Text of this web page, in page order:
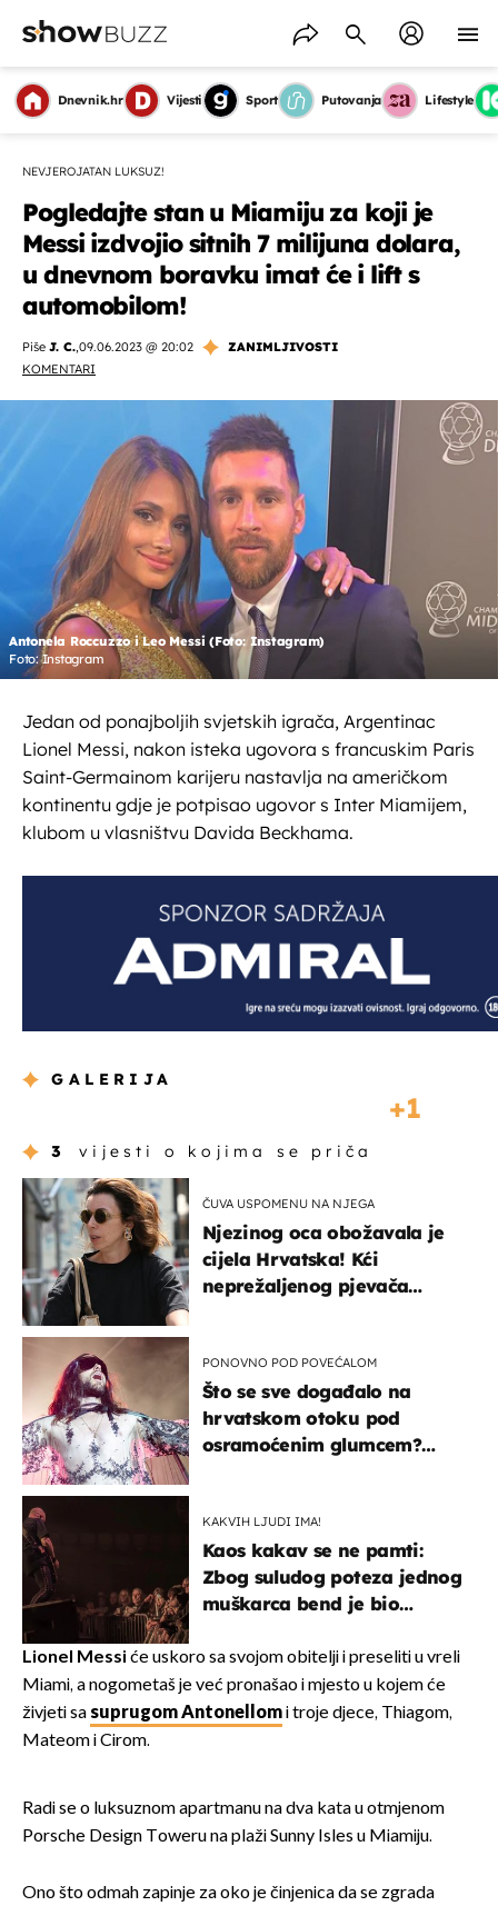
Dnevnik.hr Vijesti Sport Putovanja Lifestyle
NEVJEROJATAN LUKSUZ!
Pogledajte stan u Miamiju za koji je
Messi izdvojio sitnih 7 milijuna dolara,
u dnevnom boravku imat će i lift s
automobilom!
Piše J. C.,09.06.2023 @ 20:02
ZANIMLJIVOSTI
KOMENTARI
Antonela Roccuzzo i Leo Messi (Foto: Instagram)
Foto: Instagram
Jedan od ponajboljih svjetskih igrača, Argentinac
Lionel Messi, nakon isteka ugovora s francuskim Paris
Saint-Germainom karijeru nastavlja na američkom
kontinentu gdje je potpisao ugovor s Inter Miamijem,
klubom u vlasništvu Davida Beckhama.
GALERIJA
1
3 vijesti o kojima se priča
ČUVA USPOMENU NA NJEGA
Njezinog oca obožavala je
cijela Hrvatska! Kći
neprežaljenog pjevača
PONOVNO POD POVEĆALOM
Što se sve događalo na
hrvatskom otoku pod
osramoćenim glumcem?
KAKVIH LJUDI IMA!
Kaos kakav se ne pamti:
Zbog suludog poteza jednog
muškarca bend je bio
Lionel Messi će uskoro sa svojom obitelji i preseliti u vreli
Miami, a nogometaš je već pronašao i mjesto u kojem će
živjeti sasuprugom Antonellomi troje djece, Thiagom,
Mateom i Cirom.
Radi se o luksuznom apartmanu na dva kata u otmjenom
Porsche Design Toweru na plaži Sunny Isles u Miamiju.
Ono što odmah zapinje za oko je činjenica da se zgrada
OMOGUĆI OBAVIJESTI